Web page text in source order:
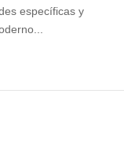
específicas y